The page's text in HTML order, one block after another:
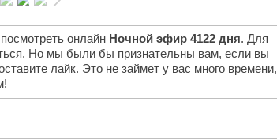
онлайн Ночной эфир 4122 дня. Для
Но мы были бы признательны вам, если вы
лайк. Это не займет у вас много времени,